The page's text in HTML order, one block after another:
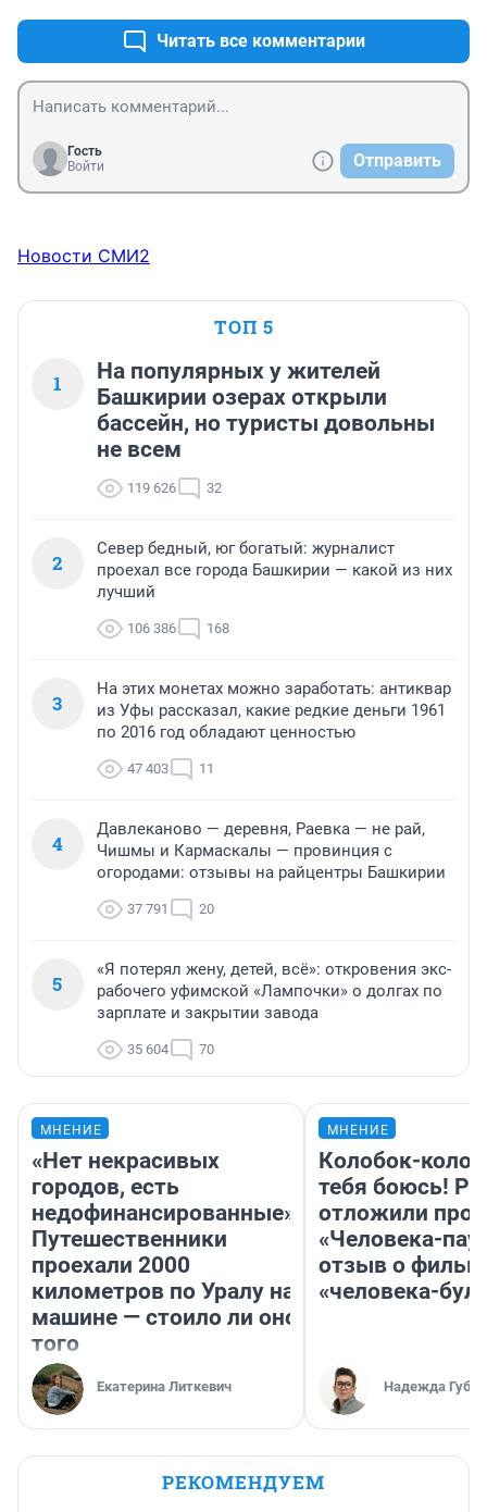
тоже помешана на сексе..Читать все комментарии
Гость
Войти
Отправить
Новости СМИ2
ТОП 5
1
На популярных у жителей
Башкирии озерах открыли
бассейн, но туристы довольны
не всем
119 626 32
2
Север бедный, юг богатый: журналист
проехал все города Башкирии — какой из них
лучший
106 386 168
3
На этих монетах можно заработать: антиквар
из Уфы рассказал, какие редкие деньги 1961
по 2016 год обладают ценностью
47 403 11
4
Давлеканово — деревня, Раевка — не рай,
Чишмы и Кармаскалы — провинция с
огородами: отзывы на райцентры Башкирии
37 791 20
5
«Я потерял жену, детей, всё»: откровения экс-
рабочего уфимской «Лампочки» о долгах по
зарплате и закрытии завода
35 604 70
МНЕНИЕ
«Нет некрасивых
городов, есть
недофинансированные».
Путешественники
проехали 2000
километров по Уралу на
машине — стоило ли оно
того
Екатерина Литкевич
МНЕНИЕ
Колобок-
тебя боюсь!
отложили
«Человека-
отзыв о
«человека-
Надежда
РЕКОМЕНДУЕМ